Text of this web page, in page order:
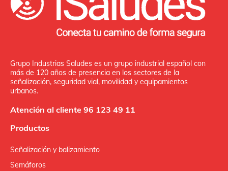
Grupo Industrias Saludes es un grupo industrial español con
más de 120 años de presencia en los sectores de la
señalización, seguridad vial, movilidad y equipamientos
urbanos.
Atención al cliente 96 123 49 11
Productos
Señalización y balizamiento
Semáforos